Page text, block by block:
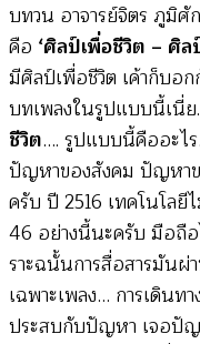
บทวน อาจารย์จิตร ภูมิ
คือ ‘ศิลป์เพื่อชีวิต – ศิล
มีศิลป์เพื่อชีวิต เค้าก็บอ
บทเพลงในรูปแบบนี้เนี่ย
ชีวิต…. รูปแบบนี้คืออะไ
ปัญหาของสังคม ปัญหา
ครับ ปี 2516 เทคโนโล
46 อย่างนี้นะครับ มือถือ
ราะฉนั้นการสื่อสารมันผ่
เฉพาะเพลง… การเดิน
ประสบกับปัญหา เจอปั